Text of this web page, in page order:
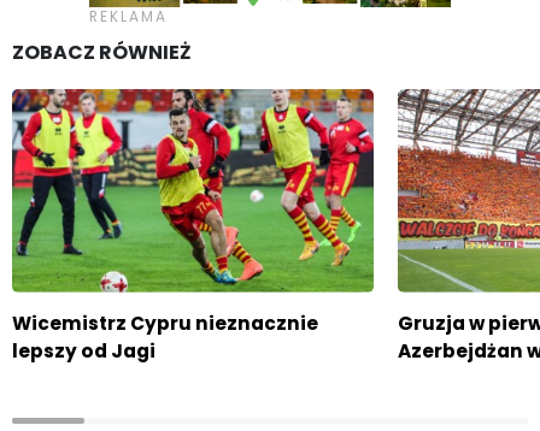
ZOBACZ RÓWNIEŻ
Wicemistrz Cypru nieznacznie
lepszy od Jagi
Gruzja w
Azerbejdżan